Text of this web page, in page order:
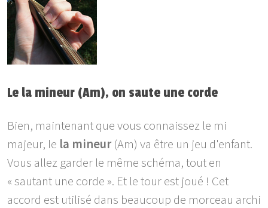
Le la mineur (Am), on saute une corde
Bien, maintenant que vous connaissez le mi
majeur, le la mineur(Am) va être un jeu d'enfant.
Vous allez garder le même schéma, tout en
« sautant une corde ». Et le tour est joué ! Cet
accord est utilisé dans beaucoup de morceau archi